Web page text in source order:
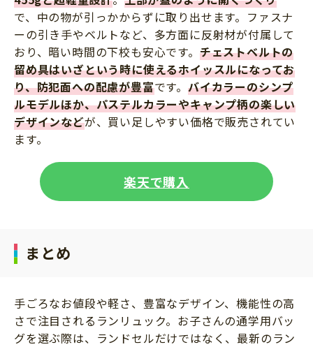
で、中の物が引っかからずに取り出せます。ファスナ
ーの引き手やベルトなど、多方面に反射材が付属して
おり、暗い時間の下校も安心です。 チェストベルトの
留め具はいざという時に使えるホイッスルになってお
り、防犯面への配慮が豊富です。バイカラーのシンプ
ルモデルほか、パステルカラーやキャンプ柄の楽しい
デザインなどが、買い足しやすい価格で販売されてい
ます。
楽天で購入
まとめ
手ごろなお値段や軽さ、豊富なデザイン、機能性の高
さで注目されるランリュック。お子さんの通学用バッ
グを選ぶ際は、ランドセルだけではなく、最新のラン